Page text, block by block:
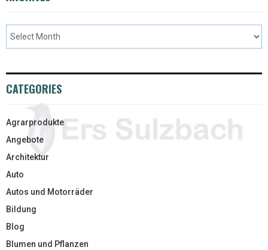
CATEGORIES
Agrarprodukte
Angebote
Architektur
Auto
Autos und Motorräder
Bildung
Blog
Blumen und Pflanzen